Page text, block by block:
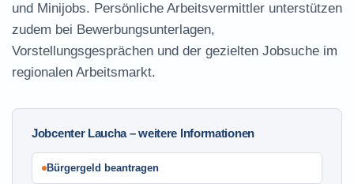
und Minijobs. Persönliche Arbeitsvermittler unterstützen
zudem bei Bewerbungsunterlagen,
Vorstellungsgesprächen und der gezielten Jobsuche im
regionalen Arbeitsmarkt.
Jobcenter Laucha – weitere Informationen
Bürgergeld beantragen